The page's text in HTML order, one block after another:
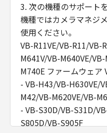
せることができ
(3) キヤノンは
かの条項に違反
終了させること
(4) お客様は、
了後直ちに、「
し、且つ、イン
「許諾ソフトウ
ます。
(5) 第１条、第
3. 次の機種のサポート
機種ではカメラマネジ
使用ください。
VB-R11VE/VB-R11/VB-
M641V/VB-M640VE/
M740E ファームウェア
- VB-H43/VB-H630VE/
M42/VB-M620VE/VB-
- VB-S30D/VB-S31D/
S805D/VB-S905F